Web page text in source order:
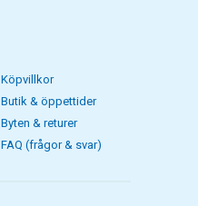
Köpvillkor
Butik & öppettider
Byten & returer
FAQ (frågor & svar)